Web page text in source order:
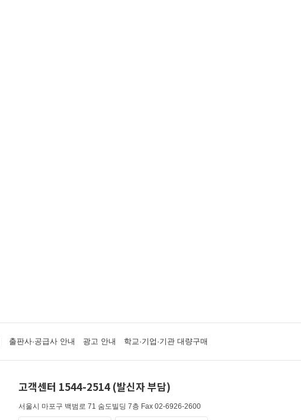
출판사·공급사 안내 광고 안내 학교·기업·기관 대량구매
고객센터 1544-2514 (발신자 부담)
서울시 마포구 백범로 71 숨도빌딩 7층 Fax 02-6926-2600